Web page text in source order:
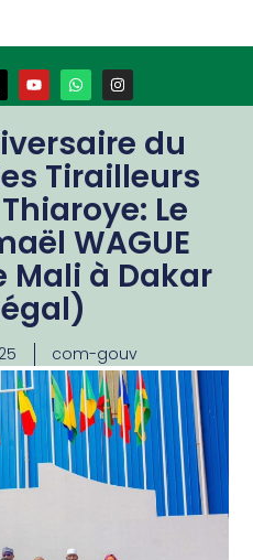
du
Tirailleurs
Le
WAGUE
Mali à Dakar
com-gouv